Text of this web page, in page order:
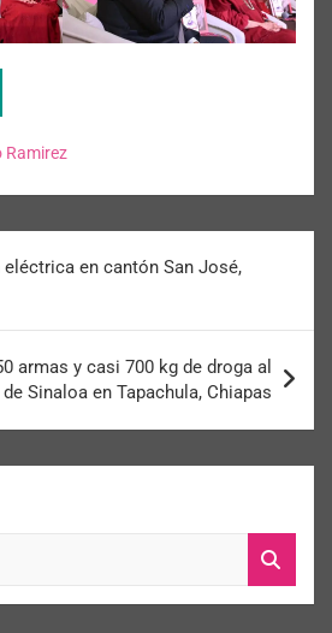
Ramirez
en cantón San José,
armas y casi 700 kg de droga al
Sinaloa en Tapachula, Chiapas